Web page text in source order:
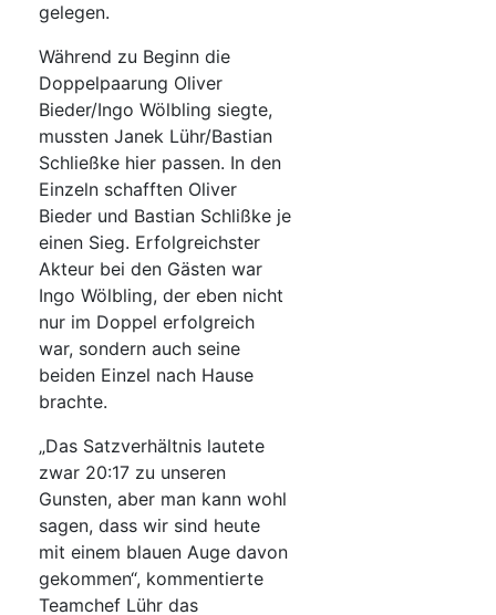
gelegen.
Während zu Beginn die
Doppelpaarung Oliver
Bieder/Ingo Wölbling siegte,
mussten Janek Lühr/Bastian
Schließke hier passen. In den
Einzeln schafften Oliver
Bieder und Bastian Schlißke je
einen Sieg. Erfolgreichster
Akteur bei den Gästen war
Ingo Wölbling, der eben nicht
nur im Doppel erfolgreich
war, sondern auch seine
beiden Einzel nach Hause
brachte.
„Das Satzverhältnis lautete
zwar 20:17 zu unseren
Gunsten, aber man kann wohl
sagen, dass wir sind heute
mit einem blauen Auge davon
gekommen“, kommentierte
Teamchef Lühr das